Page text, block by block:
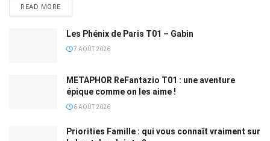
READ MORE
Les Phénix de Paris T01 – Gabin
7 AOÛT 2026
METAPHOR ReFantazio T01 : une aventure
épique comme on les aime !
6 AOÛT 2026
Priorities Famille : qui vous connaît vraiment sur